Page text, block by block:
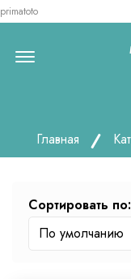
primatoto
Главная
Сортировать по: